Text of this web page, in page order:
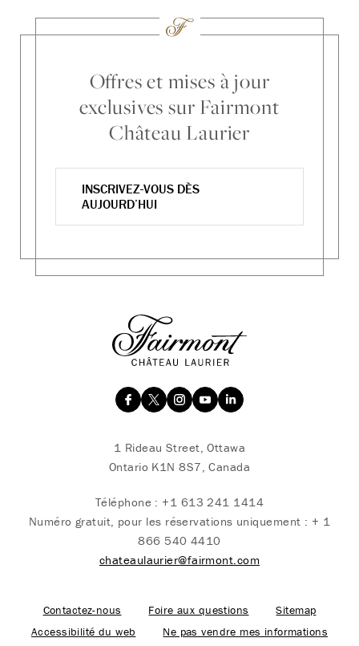
Offres et mises à jour
exclusives sur Fairmont
Château Laurier
INSCRIVEZ-VOUS DÈS
AUJOURD’HUI
1 Rideau Street, Ottawa
Ontario K1N 8S7, Canada
Téléphone : +1 613 241 1414
Numéro gratuit, pour les réservations uniquement : + 1
866 540 4410
chateaulaurier@fairmont.com
Contactez-nous Foire aux questions
Sitemap
Accessibilité du web
Ne pas vendre mes informations